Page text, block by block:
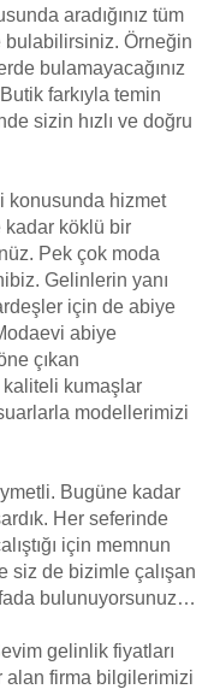
aradığınız tüm
Örneğin
bulamayacağınız
farkıyla temin
sizin hızlı ve doğru
konusunda hizmet
kadar köklü bir
Pek çok moda
Gelinlerin yanı
için de abiye
abiye
çıkan
kaliteli kumaşlar
modellerimizi
Bugüne kadar
Her seferinde
için memnun
siz de bizimle çalışan
bulunuyorsunuz…
gelinlik fiyatları
alan firma bilgilerimizi